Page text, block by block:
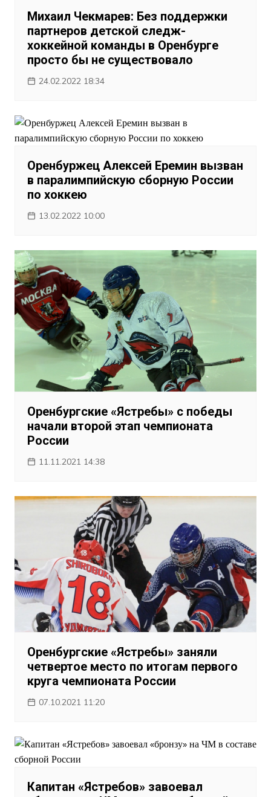
Михаил Чекмарев: Без поддержки
партнеров детской следж-
хоккейной команды в Оренбурге
просто бы не существовало
24.02.2022 18:34
Оренбуржец Алексей Еремин вызван
в паралимпийскую сборную России
по хоккею
13.02.2022 10:00
Оренбургские «Ястребы» с победы
начали второй этап чемпионата
России
11.11.2021 14:38
Оренбургские «Ястребы» заняли
четвертое место по итогам первого
круга чемпионата России
07.10.2021 11:20
Капитан «Ястребов» завоевал